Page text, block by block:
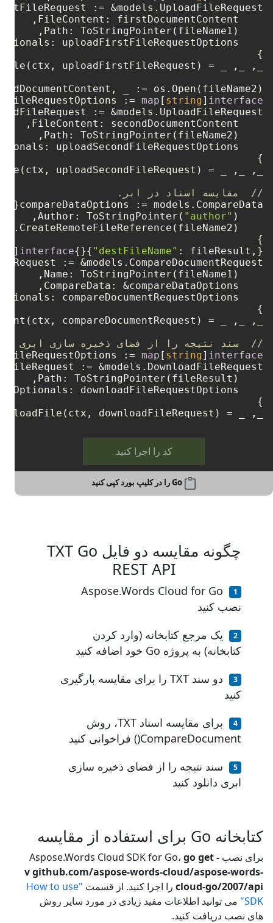
:= map [ string] interface
//  مقایسه اسناد در ابر.
"author"
] interface{}{ "destFileName"
//  سند نتیجه را از فضای ذخیره سازی ابری
:= map [ string] interface
_, _ = wordsApi.DownloadFile(ctx, downloadFileRequest)
کد را اجرا کنید
Go را در کلیپ بورد کپی کنید
چگونه مقایسه دو فایل TXT Go
REST API
Aspose.Words Cloud for Go
نصب کنید
یک مرجع کتابخانه (وارد کردن
کتابخانه) به پروژه Go خود اضافه کنید
دو سند TXT را برای مقایسه بارگیری
کنید
برای مقایسه اسناد TXT، روش
CompareDocument() فراخوانی کنید
سند نتیجه را از فضای ذخیره سازی
ابری دانلود کنید
کتابخانه Go برای استفاده از مقایسه
برای نصب Aspose.Words Cloud SDK for Go، go get -
v github.com/aspose-words-cloud/aspose-words-
cloud-go/2007/api را اجرا کنید. از قسمت "How to use
SDK" می توانید اطلاعات مفید زیادی در مورد سایر روش
های نصب دریافت کنید.